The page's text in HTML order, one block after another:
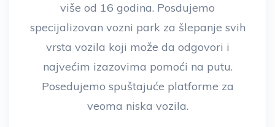
više od 16 godina. Posdujemo
specijalizovan vozni park za šlepanje svih
vrsta vozila koji može da odgovori i
najvećim izazovima pomoći na putu.
Posedujemo spuštajuće platforme za
veoma niska vozila.